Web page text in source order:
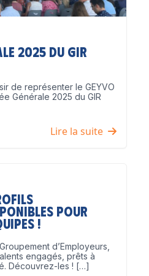
2025 du GIR
de représenter le GEYVO
Générale 2025 du GIR
Lire la suite
pour
!
d’Employeurs,
engagés, prêts à
Découvrez-les ! […]